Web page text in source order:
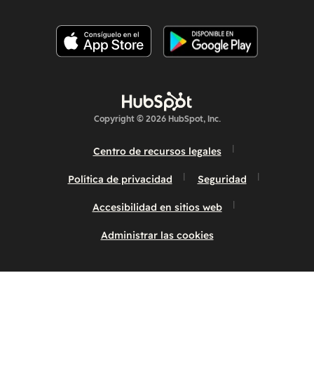
Copyright © 2026 HubSpot, Inc.
Centro de recursos legales
Política de privacidad Seguridad
Accesibilidad en sitios web
Administrar las cookies